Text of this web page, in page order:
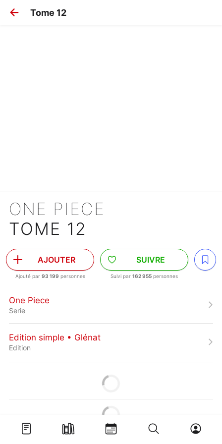
Tome 12
ONE PIECE
TOME 12
AJOUTER
Ajouté par 93 199 personnes
SUIVRE
Suivi par 162 955 personnes
One Piece
Serie
Edition simple • Glénat
Edition